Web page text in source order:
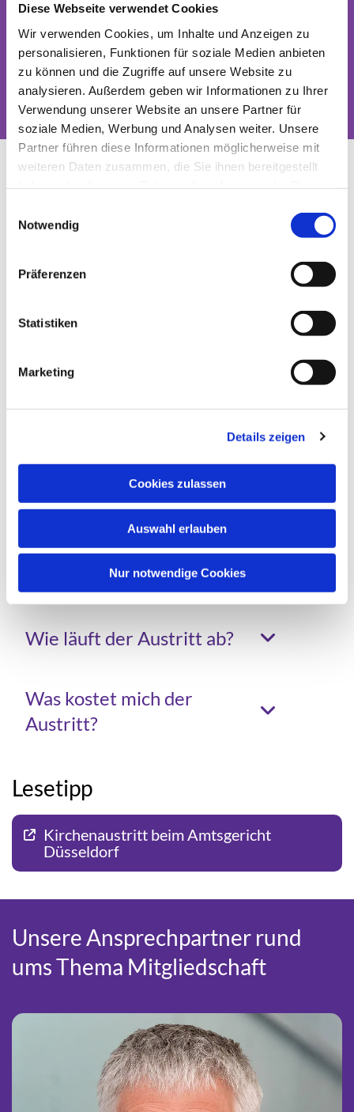
Diese Webseite verwendet Cookies
Wir verwenden Cookies, um Inhalte und Anzeigen zu
personalisieren, Funktionen für soziale Medien anbieten
zu können und die Zugriffe auf unsere Website zu
analysieren. Außerdem geben wir Informationen zu Ihrer
Verwendung unserer Website an unsere Partner für
soziale Medien, Werbung und Analysen weiter. Unsere
Partner führen diese Informationen möglicherweise mit
weiteren Daten zusammen, die Sie ihnen bereitgestellt
Notwendig
Präferenzen
Statistiken
Marketing
Details zeigen
Cookies zulassen
Auswahl erlauben
Nur notwendige Cookies
Initiative "#evangelischfürdich"
über die Themen Mitgliedschaft und
Kirchenaustritt zu informieren - hier findest du
Videos, Fakten und auch persönliche
Geschichten.
Austritt aus der
Evangelischen Kirche
deinem Kirchenaustritt das Gespräch mit uns
suchst - nicht zuletzt, um deine Beweggründe zu
oder die
Kolleg*innen der Eintrittsstelle sind zudem für
Kirchenaustritt sehr, respektieren deine
Was muss ich mitbringen?
Wie läuft der Austritt ab?
Was kostet mich der
Austritt?
Lesetipp
Kirchenaustritt beim Amtsgericht
Düsseldorf
Unsere Ansprechpartner rund
ums Thema Mitgliedschaft